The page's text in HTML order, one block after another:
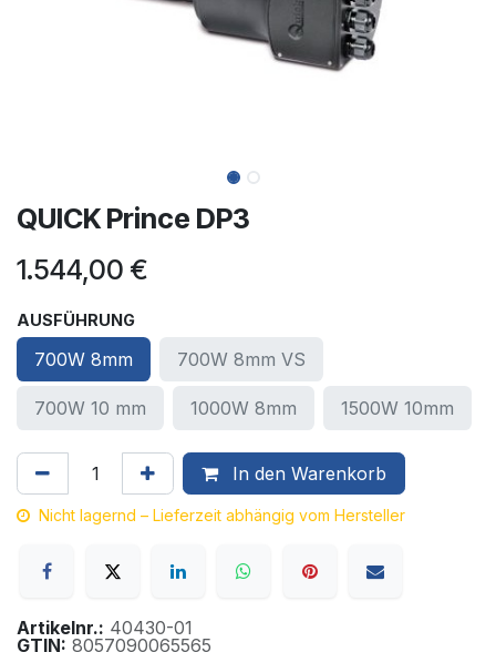
QUICK Prince DP3
1.544,00 €
AUSFÜHRUNG
700W 8mm 700W 8mm VS
700W 10 mm 1000W 8mm 1500W 10mm
In den Warenkorb
Nicht lagernd – Lieferzeit abhängig vom Hersteller
Artikelnr.: 40430-01
GTIN: 8057090065565